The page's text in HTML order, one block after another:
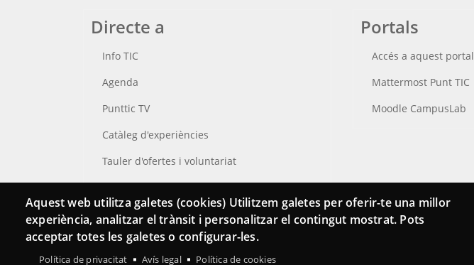
Directe a
Info TIC
Agenda
Punttic TV
Catàleg d'experiències
Tauler d'ofertes i voluntariat
Cerca el teu Punt TIC
Portals
Accés a aquest portal
Mattermost Punt TIC
Moodle CampusLab
Aquest web utilitza galetes (cookies) Utilitzem galetes per oferir-te una millor
experiència, analitzar el trànsit i personalitzar el contingut mostrat. Pots
acceptar totes les galetes o configurar-les.
Política de privacitat Avís legal Política de cookies